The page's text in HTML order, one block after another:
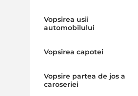
Vopsirea usii
automobilului
Vopsirea capotei
Vopsire partea de jos a
caroseriei